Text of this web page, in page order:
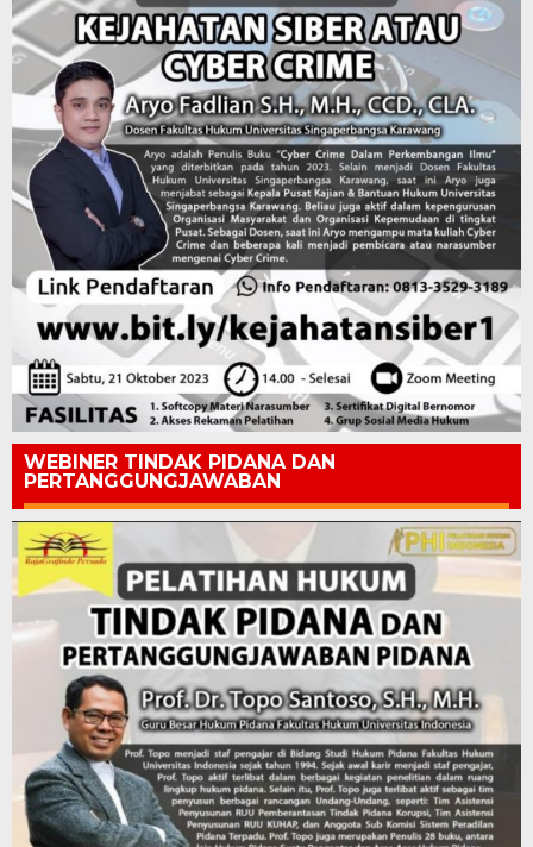
WEBINER TINDAK PIDANA DAN
PERTANGGUNGJAWABAN